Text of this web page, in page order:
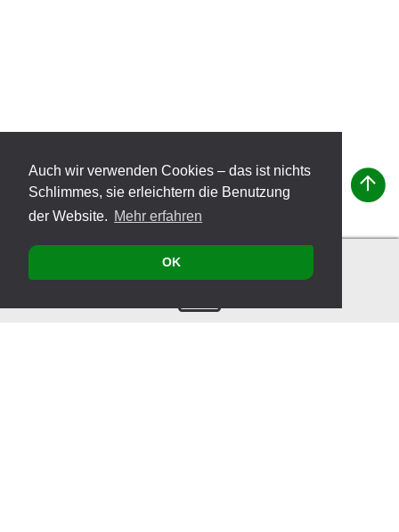
Auch wir verwenden Cookies – das ist nichts
Schlimmes, sie erleichtern die Benutzung
der Website. Mehr erfahren
OK